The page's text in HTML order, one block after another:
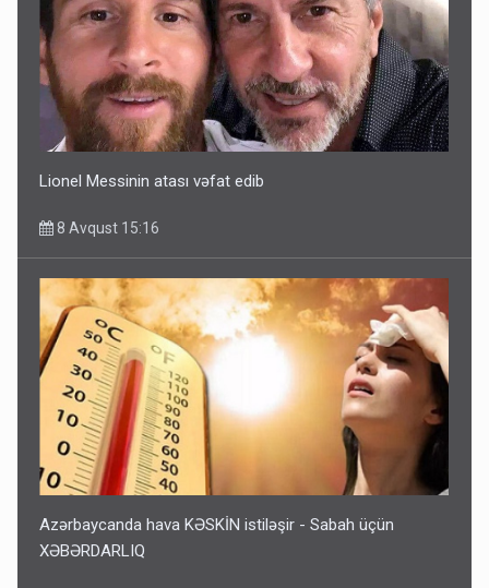
Lionel Messinin atası vəfat edib
8 Avqust 15:16
Azərbaycanda hava KƏSKİN istiləşir - Sabah üçün
XƏBƏRDARLIQ